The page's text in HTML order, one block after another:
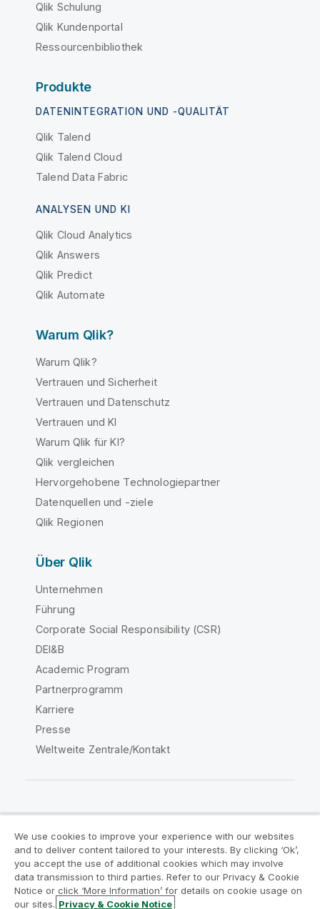
Qlik Schulung
Qlik Kundenportal
Ressourcenbibliothek
Produkte
DATENINTEGRATION UND -QUALITÄT
Qlik Talend
Qlik Talend Cloud
Talend Data Fabric
ANALYSEN UND KI
Qlik Cloud Analytics
Qlik Answers
Qlik Predict
Qlik Automate
Warum Qlik?
Warum Qlik?
Vertrauen und Sicherheit
Vertrauen und Datenschutz
Vertrauen und KI
Warum Qlik für KI?
Qlik vergleichen
Hervorgehobene Technologiepartner
Datenquellen und -ziele
Qlik Regionen
Über Qlik
Unternehmen
Führung
Corporate Social Responsibility (CSR)
DEI&B
Academic Program
Partnerprogramm
Karriere
Presse
Weltweite Zentrale/Kontakt
Rechtliche Vereinbarungen
Produktbedingungen
Legal Policies
Legal Policies
Benutzungsbedingungen
We use cookies to improve your experience with our websites
and to deliver content tailored to your interests. By clicking ‘Ok’,
you accept the use of additional cookies which may involve
data transmission to third parties. Refer to our Privacy & Cookie
Notice or click ‘More Information’ for details on cookie usage on
our sites. Privacy & Cookie Notice